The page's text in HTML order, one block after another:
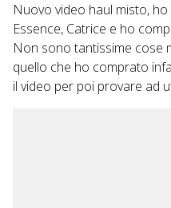
Nuovo video haul misto,
Essence, Catrice e ho
Non sono tantissime cose
quello che ho comprato
il video per poi provare ad